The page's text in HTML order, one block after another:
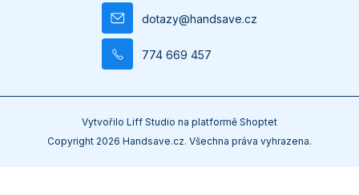
dotazy@handsave.cz
774 669 457
Vytvořilo Liff Studio na platformě Shoptet
Copyright 2026 Handsave.cz. Všechna práva vyhrazena.